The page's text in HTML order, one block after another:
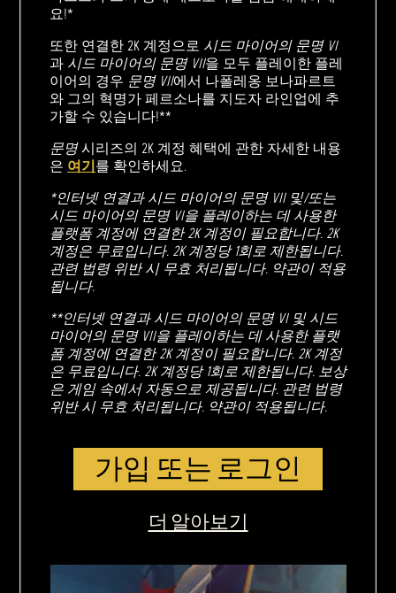
요!*
또한 연결한 2K 계정으로 시드 마이어의 문명 VI
과 시드 마이어의 문명 VII을 모두 플레이한 플레
이어의 경우 문명 VII에서 나폴레옹 보나파르트
와 그의 혁명가 페르소나를 지도자 라인업에 추
가할 수 있습니다!**
문명시리즈의 2K 계정 혜택에 관한 자세한 내용
은 여기를 확인하세요.
*인터넷 연결과 시드 마이어의 문명 VII 및/또는
시드 마이어의 문명 VI을 플레이하는 데 사용한
플랫폼 계정에 연결한 2K 계정이 필요합니다. 2K
계정은 무료입니다. 2K 계정당 1회로 제한됩니다.
관련 법령 위반 시 무효 처리됩니다. 약관이 적용
됩니다.
**인터넷 연결과 시드 마이어의 문명 VI 및 시드
마이어의 문명 VII을 플레이하는 데 사용한 플랫
폼 계정에 연결한 2K 계정이 필요합니다. 2K 계정
은 무료입니다. 2K 계정당 1회로 제한됩니다. 보상
은 게임 속에서 자동으로 제공됩니다. 관련 법령
위반 시 무효 처리됩니다. 약관이 적용됩니다.
가입 또는 로그인
더 알아보기